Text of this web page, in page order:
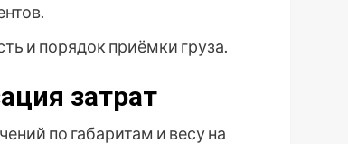
и порядок приёмки груза.
затрат
по габаритам и весу на